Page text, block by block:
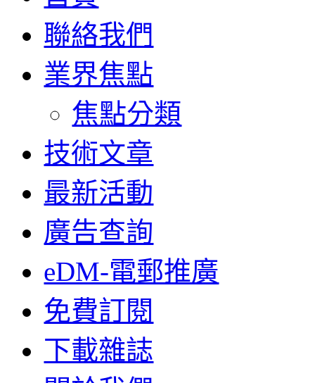
聯絡我們
業界焦點
焦點分類
技術文章
最新活動
廣告查詢
eDM-電郵推廣
免費訂閱
下載雜誌